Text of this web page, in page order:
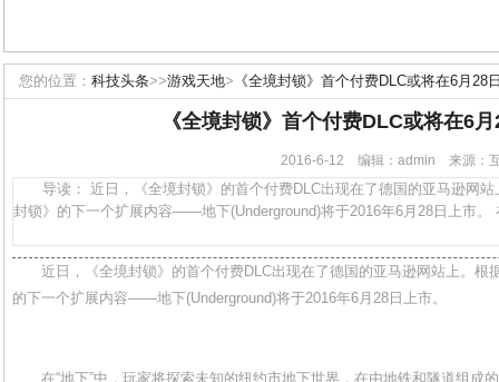
您的位置： 科技头条>>游戏天地> 《全境封锁》首个付费DLC或将在6月28
《全境封锁》首个付费DLC或将在6
2016-6-12 编辑：admin 来源：
导读： 近日，《全境封锁》的首个付费DLC出现在了德国的亚马逊网站
封锁》的下一个扩展内容——地下(Underground)将于2016年6月28日上市。
近日，《全境封锁》的首个付费DLC出现在了德国的亚马逊网站上。根
的下一个扩展内容——地下(Underground)将于2016年6月28日上市。
在“地下”中，玩家将探索未知的纽约市地下世界，在由地铁和隧道组成